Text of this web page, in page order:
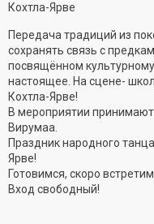
Кохтла-Ярве
Передача традиций из
сохранять связь с
посвящённом
настоящее. На сцене-
Кохтла-Ярве!
В мероприятии
Вирумаа.
Праздник народного
Ярве!
Готовимся, скоро
Вход свободный!